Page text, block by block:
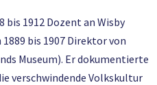
1912 Dozent an Wisby
bis 1907 Direktor von
Museum). Er dokumentierte
verschwindende Volkskultur